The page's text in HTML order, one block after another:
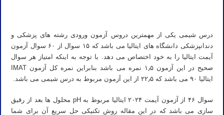
درس شیمی یکی از مهمترین دروس آزمون ورودی رشته های پزشکی و
دندانپزشکی دانشگاه های ایتالیا می باشد که ۱۵ سوال از ۶۰ سوال آزمون
آیمت ایتالیا را به خود اختصاص می دهد. با توجه به اینکه امتیاز هر سوال
صحیح در این آزمون ۱٫۵ نمره می باشد بنابراین نمره کل آزمون IMAT
ایتالیا ۹۰ می باشد که ۲۲٫۵ از این آزمون مربوط به درس شیمی می باشد.
سوال ۴۶ از آزمون آیمت ۲۰۲۴ ایتالیا مربوط به pH محلول ها بعد از رقیق
سازی می باشد که در این مقاله روش تکنیکی حل سریع آن برای شما